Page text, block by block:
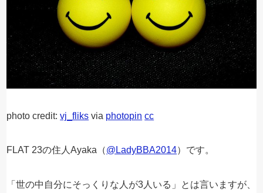
photo credit:vj_fliks via photopin cc
FLAT 23の住人Ayaka（@LadyBBA2014）です。
「世の中自分にそっくりな人が3人いる」とは言いますが、